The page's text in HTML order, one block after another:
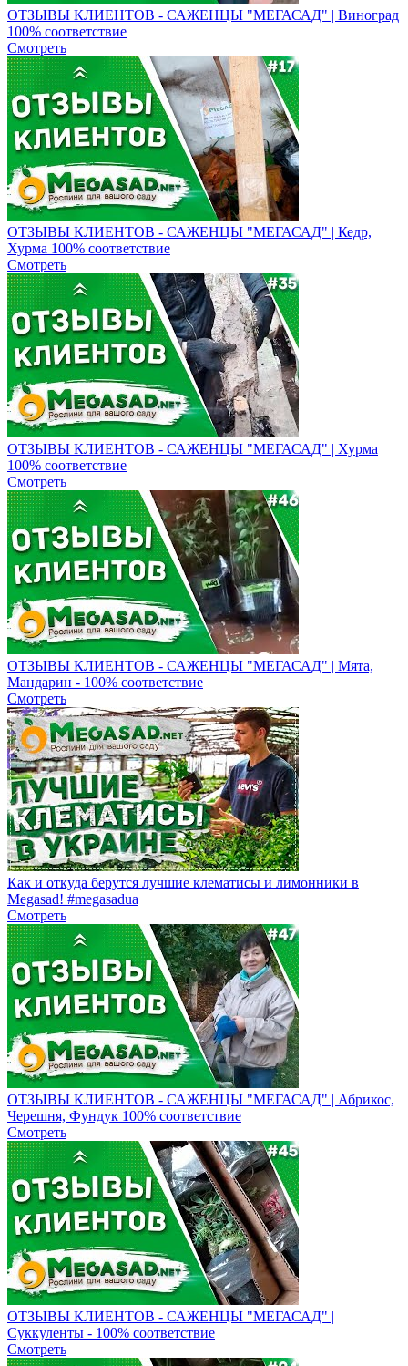
ОТЗЫВЫ КЛИЕНТОВ - САЖЕНЦЫ "МЕГАСАД" | Виноград
100% соответствие
Смотреть
ОТЗЫВЫ КЛИЕНТОВ - САЖЕНЦЫ "МЕГАСАД" | Кедр,
Хурма 100% соответствие
Смотреть
ОТЗЫВЫ КЛИЕНТОВ - САЖЕНЦЫ "МЕГАСАД" | Хурма
100% соответствие
Смотреть
ОТЗЫВЫ КЛИЕНТОВ - САЖЕНЦЫ "МЕГАСАД" | Мята,
Мандарин - 100% соответствие
Смотреть
Как и откуда берутся лучшие клематисы и лимонники в
Megasad! #megasadua
Смотреть
ОТЗЫВЫ КЛИЕНТОВ - САЖЕНЦЫ "МЕГАСАД" | Абрикос,
Черешня, Фундук 100% соответствие
Смотреть
ОТЗЫВЫ КЛИЕНТОВ - САЖЕНЦЫ "МЕГАСАД" |
Суккуленты - 100% соответствие
Смотреть